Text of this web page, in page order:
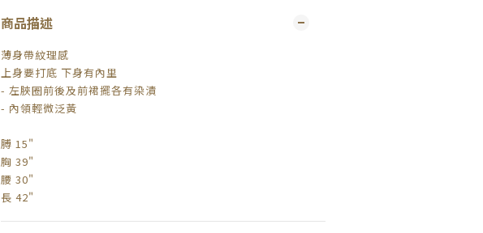
商品描述
薄身帶紋理感
上身要打底 下身有內里
- 左脥圈前後及前裙擺各有染漬
- 內領輕微泛黃
膊 15"
胸 39"
腰 30"
長 42"